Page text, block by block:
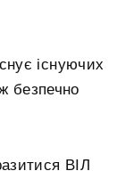
існуючих
безпечно
ВІЛ